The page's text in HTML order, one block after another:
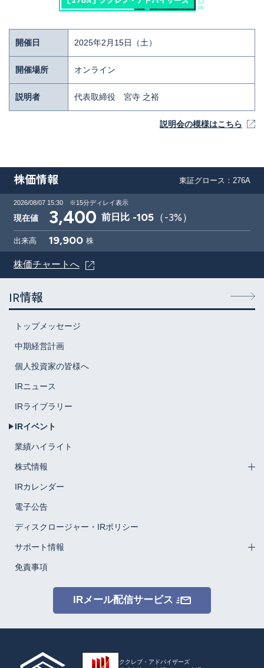
開催日 2025年2月15日（土）
開催場所 オンライン
説明者 代表取締役 宮寺 之裕
説明会の模様はこちら
株価情報 東証グロース：276A
2026/08/07 15:30 ※15分ディレイ表示
現在値 3,400 前日比 -105 （-3%）
出来高 19,900 株
株価チャートへ
IR情報
トップメッセージ
中期経営計画
個人投資家の皆様へ
IRニュース
IRライブラリー
IRイベント
業績ハイライト
株式情報
IRカレンダー
電子公告
ディスクロージャー・IRポリシー
サポート情報
免責事項
IRメール配信サービス
ククレブ・アドバイザーズ